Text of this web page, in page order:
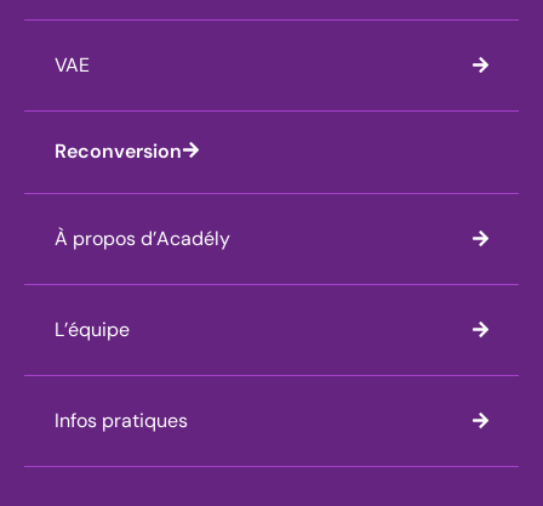
VAE
Reconversion
À propos d’Acadély
L’équipe
Infos pratiques